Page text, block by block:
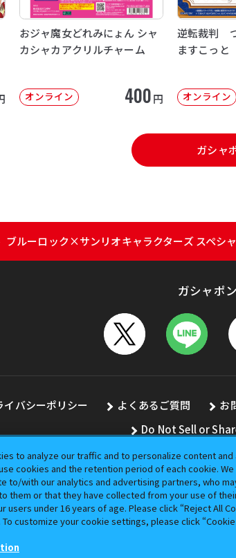
おジャ魔女どれみにょん シャ
カシャカアクリルチャーム
オンライン 400円
逆転裁判
ますこっと
オンライン
ガシャ
ブルーロック×サンリオキャラクターズ スペシ
ガシャポ
イバシーポリシー よくあるご質問 お
Do Not Sell or
イトに掲載されている全ての画像、文章、データの無断転用、
シャポン」は株式会社バンダイの登録商標です。
to analyze our traffic and to personalize content and
cookies and the retention period of each cookie. We
to/with our analytics and advertising partners, who
them or that they have collected from your use of
under 16 years of age. Please click “Reject All
customize your cookie settings, please click